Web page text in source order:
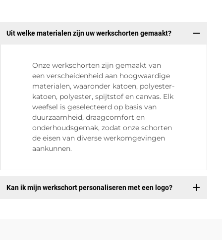
Uit welke materialen zijn uw werkschorten gemaakt?
Onze werkschorten zijn gemaakt van
een verscheidenheid aan hoogwaardige
materialen, waaronder katoen, polyester-
katoen, polyester, spijtstof en canvas. Elk
weefsel is geselecteerd op basis van
duurzaamheid, draagcomfort en
onderhoudsgemak, zodat onze schorten
de eisen van diverse werkomgevingen
aankunnen.
Kan ik mijn werkschort personaliseren met een logo?